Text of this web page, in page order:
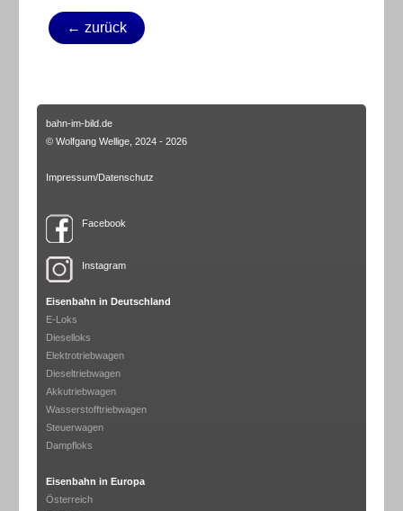
← zurück
bahn-im-bild.de
© Wolfgang Wellige, 2024 - 2026
Impressum/Datenschutz
Facebook
Instagram
Eisenbahn in Deutschland
E-Loks
Dieselloks
Elektrotriebwagen
Dieseltriebwagen
Akkutriebwagen
Wasserstofftriebwagen
Steuerwagen
Dampfloks
Eisenbahn in Europa
Österreich